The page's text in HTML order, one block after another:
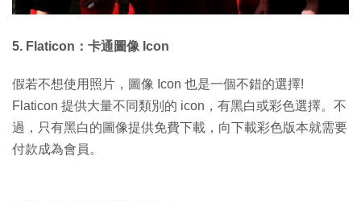
5. Flaticon：卡通圖像 Icon
假若不想使用照片，圖像 Icon 也是一個不錯的選擇!
Flaticon 提供大量不同類別的 icon，有黑白或彩色選擇。不
過，只有黑白的圖像提供免費下載，向下載彩色版本就需要
付款成為會員。